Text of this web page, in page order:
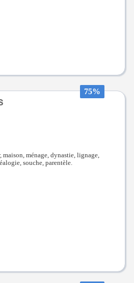
75%
ménage, dynastie, lignage,
souche, parentèle.